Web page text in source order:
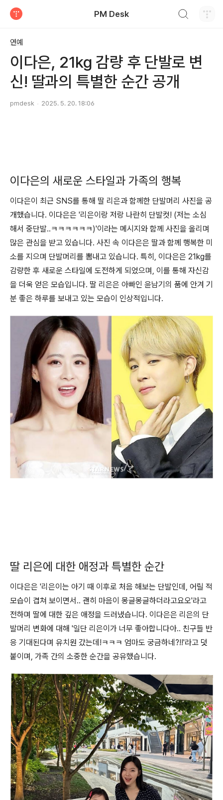
PM Desk
연예
이다은, 21kg 감량 후 단발로 변
신! 딸과의 특별한 순간 공개
pmdesk 2025. 5. 20. 18:06
이다은의 새로운 스타일과 가족의 행복
이다은이 최근 SNS를 통해 딸 리은과 함께한 단발머리 사진을 공
개했습니다. 이다은은 '리은이랑 저랑 나란히 단발컷! (저는 소심
해서 중단발..ㅋㅋㅋㅋㅋㅋ)'이라는 메시지와 함께 사진을 올리며
많은 관심을 받고 있습니다. 사진 속 이다은은 딸과 함께 행복한 미
소를 지으며 단발머리를 뽐내고 있습니다. 특히, 이다은은 21kg를
감량한 후 새로운 스타일에 도전하게 되었으며, 이를 통해 자신감
을 더욱 얻은 모습입니다. 딸 리은은 아빠인 윤남기의 품에 안겨 기
분 좋은 하루를 보내고 있는 모습이 인상적입니다.
딸 리은에 대한 애정과 특별한 순간
이다은은 '리은이는 아기 때 이후로 처음 해보는 단발인데, 어릴 적
모습이 겹쳐 보이면서.. 괜히 마음이 몽글몽글하더라고요오'라고
전하며 딸에 대한 깊은 애정을 드러냈습니다. 이다은은 리은의 단
발머리 변화에 대해 '일단 리은이가 너무 좋아합니다아.. 친구들 반
응 기대된다며 유치원 갔는데!ㅋㅋㅋ 엄마도 궁금하네?!!'라고 덧
붙이며, 가족 간의 소중한 순간을 공유했습니다.